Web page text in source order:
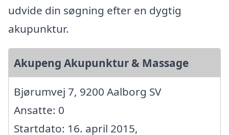
udvide din søgning efter en dygtig
akupunktur.
Akupeng Akupunktur & Massage
Bjørumvej 7, 9200 Aalborg SV
Ansatte: 0
Startdato: 16. april 2015,